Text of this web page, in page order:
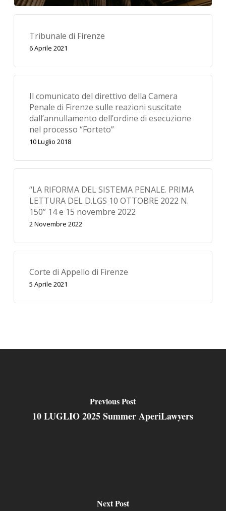
Tribunale di Firenze
6 Aprile 2021
Il comunicato del direttivo della Camera
Penale di Firenze sulle reazioni suscitate
dall’annullamento dell’ordine di esecuzione
nel processo “Forteto”
10 Luglio 2018
“LA RIFORMA DEL SISTEMA PENALE. PRIMA
LETTURA DEL D.LGS 10 OTTOBRE 2022 N.
150” 14 e 15 novembre 2022
2 Novembre 2022
Corte di Appello di Firenze
5 Aprile 2021
Previous Post
10 LUGLIO 2025 Summer AperiLawyers
Next Post